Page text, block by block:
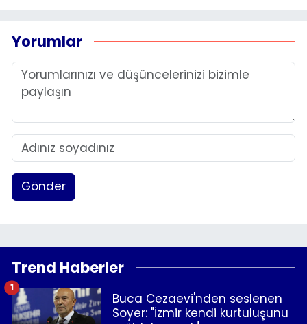
Yorumlar
Gönder
Trend Haberler
Buca Cezaevi'nden seslenen
Soyer: "İzmir kendi kurtuluşunu
1